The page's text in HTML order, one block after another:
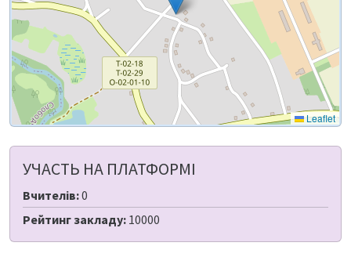
Leaflet
УЧАСТЬ НА ПЛАТФОРМІ
Вчителів:0
Рейтинг закладу: 10000